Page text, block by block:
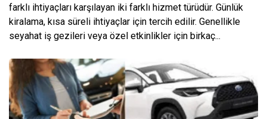
farklı ihtiyaçları karşılayan iki farklı hizmet türüdür. Günlük
kiralama, kısa süreli ihtiyaçlar için tercih edilir. Genellikle
seyahat iş gezileri veya özel etkinlikler için birkaç...